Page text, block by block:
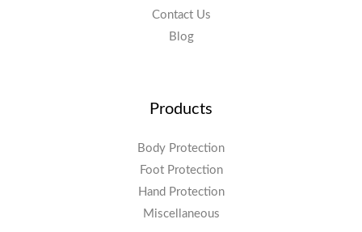
Contact Us
Blog
Products
Body Protection
Foot Protection
Hand Protection
Miscellaneous